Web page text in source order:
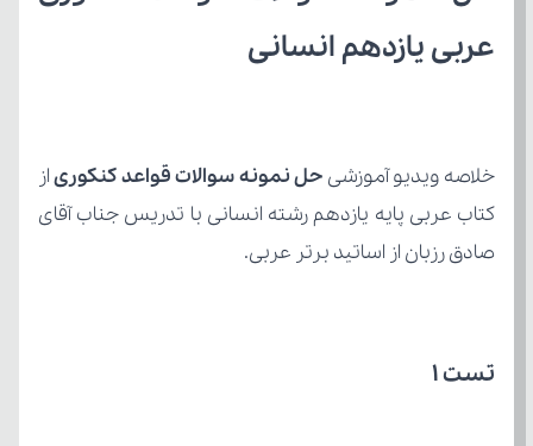
عربی یازدهم انسانی
خلاصه ویدیو آموزشی حل نمونه سوالات قواعد کنکوری
صادق رزبان از اساتید برتر عربی.
تست 1